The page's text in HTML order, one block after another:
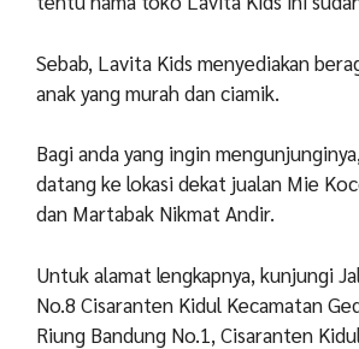
Sebab, Lavita Kids menyediakan
anak yang murah dan ciamik.
Bagi anda yang ingin
datang ke lokasi dekat jualan Mie
dan Martabak Nikmat Andir.
Untuk alamat lengkapnya, kunjungi
No.8 Cisaranten Kidul Kecamatan
Riung Bandung No.1, Cisaranten